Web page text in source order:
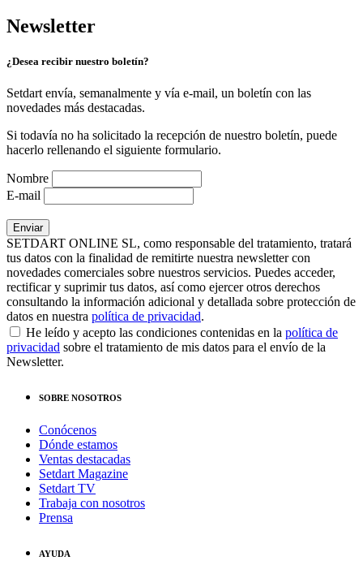
Newsletter
¿Desea recibir nuestro boletín?
Setdart envía, semanalmente y vía e-mail, un boletín con las
novedades más destacadas.
Si todavía no ha solicitado la recepción de nuestro boletín, puede
hacerlo rellenando el siguiente formulario.
Nombre
E-mail
SETDART ONLINE SL, como responsable del tratamiento, tratará
tus datos con la finalidad de remitirte nuestra newsletter con
novedades comerciales sobre nuestros servicios. Puedes acceder,
rectificar y suprimir tus datos, así como ejercer otros derechos
consultando la información adicional y detallada sobre protección de
datos en nuestra política de privacidad.
He leído y acepto las condiciones contenidas en la política de
privacidad sobre el tratamiento de mis datos para el envío de la
Newsletter.
SOBRE NOSOTROS
Conócenos
Dónde estamos
Ventas destacadas
Setdart Magazine
Setdart TV
Trabaja con nosotros
Prensa
AYUDA